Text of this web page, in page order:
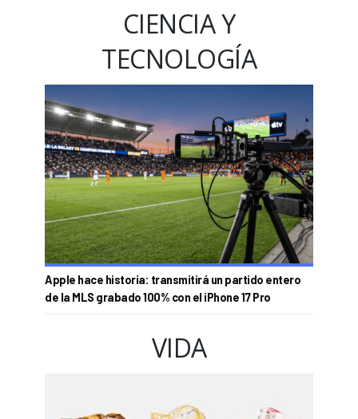
CIENCIA Y
TECNOLOGÍA
Apple hace historia: transmitirá un partido entero
de la MLS grabado 100% con el iPhone 17 Pro
VIDA